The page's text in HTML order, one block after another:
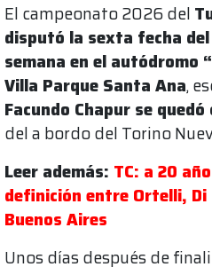
El campeonato 2026 del
disputó la sexta fecha
semana en el autódromo
Villa Parque Santa Ana,
Facundo Chapur se
del a bordo del Torino
Leer además: TC: a 20
definición entre Ortelli,
Buenos Aires
Unos días después de